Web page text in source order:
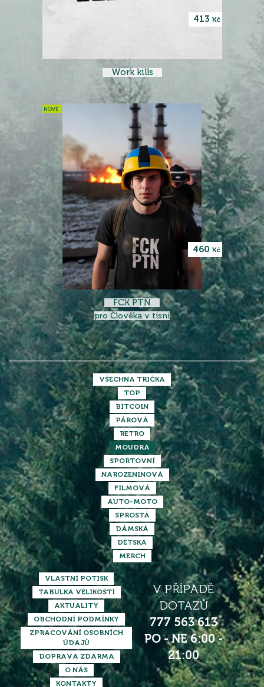
413 Kč
Work kills
460 Kč
FCK PTN
pro Člověka v tísni
NOVÉ
VŠECHNA TRIČKA
TOP
BITCOIN
PÁROVÁ
RETRO
MOUDRÁ
SPORTOVNÍ
NAROZENINOVÁ
FILMOVÁ
AUTO-MOTO
SPROSTÁ
DÁMSKÁ
DĚTSKÁ
MERCH
VLASTNÍ POTISK
TABULKA VELIKOSTÍ
AKTUALITY
OBCHODNÍ PODMÍNKY
ZPRACOVÁNÍ OSOBNÍCH
ÚDAJŮ
DOPRAVA ZDARMA
O NÁS
KONTAKTY
V PŘÍPADĚ
DOTAZŮ
777 563 613
PO - NE 6:00 -
21:00